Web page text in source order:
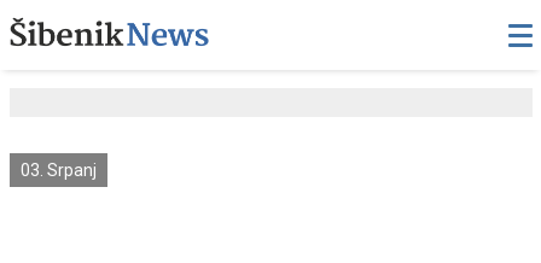
03. Srpanj